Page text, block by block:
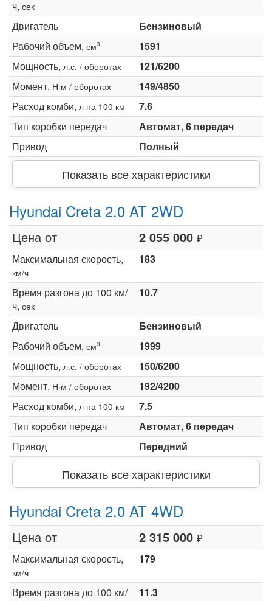
ч, сек
Двигатель
Бензиновый
Рабочий объем, см3
1591
Мощность, л.с. / оборотах
121/6200
Момент, Н·м / оборотах
149/4850
Расход комби, л на 100 км
7.6
Тип коробки передач
Автомат, 6 передач
Привод
Полный
Показать все характеристики
Hyundai Creta 2.0 AT 2WD
Цена от 2 055 000 ₽
Максимальная скорость,
км/ч
183
Время разгона до 100 км/
ч, сек
10.7
Двигатель
Бензиновый
Рабочий объем, см3
1999
Мощность, л.с. / оборотах
150/6200
Момент, Н·м / оборотах
192/4200
Расход комби, л на 100 км
7.5
Тип коробки передач
Автомат, 6 передач
Привод
Передний
Показать все характеристики
Hyundai Creta 2.0 AT 4WD
Цена от 2 315 000 ₽
Максимальная скорость,
км/ч
179
Время разгона до 100 км/
11.3